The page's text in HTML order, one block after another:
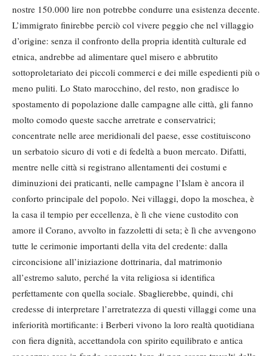
nostre 150.000 lire non potrebbe condurre una esistenza decente.
L’immigrato finirebbe perciò col vivere peggio che nel villaggio
d’origine: senza il confronto della propria identità culturale ed
etnica, andrebbe ad alimentare quel misero e abbrutito
sottoproletariato dei piccoli commerci e dei mille espedienti più o
meno puliti. Lo Stato marocchino, del resto, non gradisce lo
spostamento di popolazione dalle campagne alle città, gli fanno
molto comodo queste sacche arretrate e conservatrici;
concentrate nelle aree meridionali del paese, esse costituiscono
un serbatoio sicuro di voti e di fedeltà a buon mercato. Difatti,
mentre nelle città si registrano allentamenti dei costumi e
diminuzioni dei praticanti, nelle campagne l’Islam è ancora il
conforto principale del popolo. Nei villaggi, dopo la moschea, è
la casa il tempio per eccellenza, è lì che viene custodito con
amore il Corano, avvolto in fazzoletti di seta; è lì che avvengono
tutte le cerimonie importanti della vita del credente: dalla
circoncisione all’iniziazione dottrinaria, dal matrimonio
all’estremo saluto, perché la vita religiosa si identifica
perfettamente con quella sociale. Sbaglierebbe, quindi, chi
credesse di interpretare l’arretratezza di questi villaggi come una
inferiorità mortificante: i Berberi vivono la loro realtà quotidiana
con fiera dignità, accettandola con spirito equilibrato e antica